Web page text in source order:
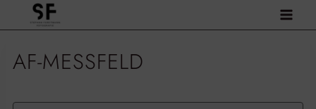
Inhalt
AF-MESSFELD